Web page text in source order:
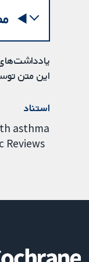
این متن
استناد
asthma
Reviews